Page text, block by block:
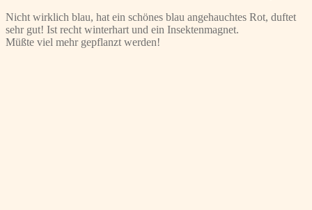
Nicht wirklich blau, hat ein schönes blau angehauchtes Rot, duftet
sehr gut! Ist recht winterhart und ein Insektenmagnet.
Müßte viel mehr gepflanzt werden!